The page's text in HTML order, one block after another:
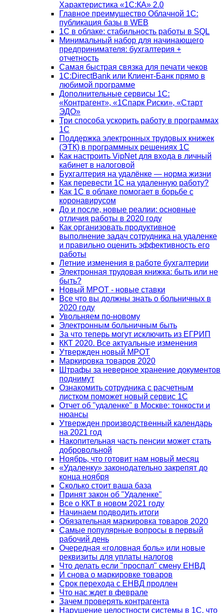
Характеристика «1С:КА» 2.0
Главное преимущество Облачной 1С:
публикация базы в WEB
1С в облаке: стабильность работы в SQL
Минимальный набор для начинающего
предпринимателя: бухгалтерия +
отчетность
Самая быстрая связка для печати чеков
1С:DirectBank или Клиент-Банк прямо в
любимой программе
Дополнительные сервисы 1С:
«Контрагент», «1Спарк Риски», «Старт
ЭДО»
Три способа ускорить работу в программах
1С
Поддержка электронных трудовых книжек
(ЭТК) в программных решениях 1С
Как настроить VipNet для входа в личный
кабинет в налоговой
Бухгалтерия на удалёнке — норма жизни
Как перевести 1С на удаленную работу?
Как 1С в облаке помогает в борьбе с
коронавирусом
До и после, новые реалии: основные
отличия работы в 2020 году
Как организовать продуктивное
выполнение задач сотрудника на удаленке
и правильно оценить эффективность его
работы
Летние изменения в работе бухгалтерии
Электронная трудовая книжка: быть или не
быть?
Новый МРОТ - новые ставки
Все что вы должны знать о больничных в
2020 году
Увольняем по-новому
Электронным больничным быть
За что теперь могут исключить из ЕГРИП
ККТ 2020. Все актуальные изменения
Утвержден новый МРОТ
Маркировка товаров 2020
Штрафы за неверное хранение документов
поднимут
Ознакомить сотрудника с расчетным
листком поможет новый сервис 1С
Отчет об "удаленке" в Москве: тонкости и
нюансы
Утвержден производственный календарь
на 2021 год
Накопительная часть пенсии может стать
добровольной
Ноябрь, что готовит нам новый месяц
«Удаленку» законодательно закрепят до
конца ноября
Сколько стоит ваша база
Принят закон об "Удаленке"
Все о ККТ в новом 2021 году
Начинаем подводить итоги
Обязательная маркировка товаров 2020
Самые популярные вопросы в первый
рабочий день
Очередная «головная боль» или новые
реквизиты для уплаты налогов
Что делать если "проспал" смену ЕНВД
И снова о маркировке товаров
Срок перехода с ЕНВД продлен
Что нас ждет в феврале
Зачем проверять контрагента
Нарушение целостности системы в 1С, что